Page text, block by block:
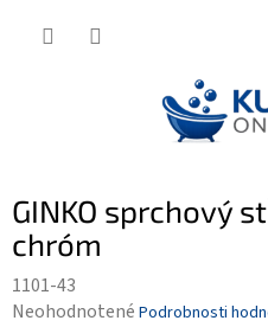
GINKO sprchový
chróm
1101-43
Priemerné
Neohodnotené Podrobnosti